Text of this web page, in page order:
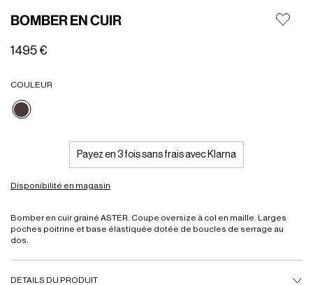
BOMBER EN CUIR
1495 €
COULEUR
Sélectionné
Payez en 3 fois sans frais avec Klarna
Disponibilité en magasin
Bomber en cuir grainé ASTER. Coupe oversize à col en maille. Larges
poches poitrine et base élastiquée dotée de boucles de serrage au
dos.
DÉTAILS DU PRODUIT